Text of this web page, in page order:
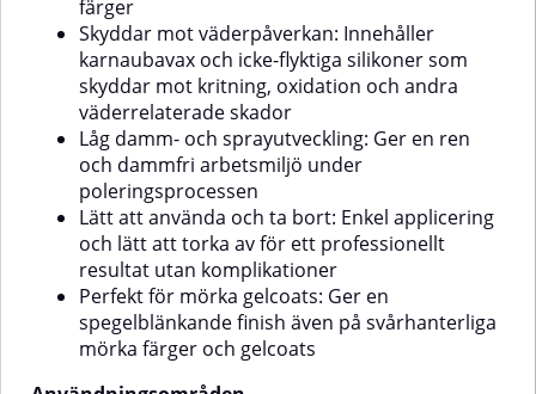
behandlingarRekommenderad
användningApplicering: Använd
en roterande eller excentrisk
polermaskinDosering: Applicera
fem ärtstora droppar på en
lämplig polerrondell (Heavy Cut
Pad, Lambswool Pad kort eller
Twisted Wool Pad)Polering:Börja
på låg hastighet för att sprida
produktenÖka därefter till max
1000 rpm (roterande) eller högsta
inställning (excentrisk)Avslutning:
Torka bort rester med en ren
polish- och
tätningsdukEfterbehandling: På
mörka ytor – använd Gelcoat
Micro Cut vid behov. För
långvarigt skydd, försegla med
& Sealing Towel).Ingen ytterligare
vaxning behövs.⚠️ Viktigt att
tänka påAnvänd inte på heta
ytor.Testa alltid på liten yta
först.Förvaras frostfritt och
skyddat från
överhettning.Undvik på omålad
Gelcoat Micro Cut & Finish får du
det bästa av två världar –
professionell finpolering och
försegling i ett enda steg. Idealisk
för dig som vill ha maximal glans
med minimalt arbete!
färger
Skyddar mot väderpåverkan: Innehåller
karnaubavax och icke-flyktiga silikoner som
skyddar mot kritning, oxidation och andra
väderrelaterade skador
Låg damm- och sprayutveckling: Ger en ren
och dammfri arbetsmiljö under
poleringsprocessen
Lätt att använda och ta bort: Enkel applicering
och lätt att torka av för ett professionellt
resultat utan komplikationer
Perfekt för mörka gelcoats: Ger en
spegelblänkande finish även på svårhanterliga
mörka färger och gelcoats